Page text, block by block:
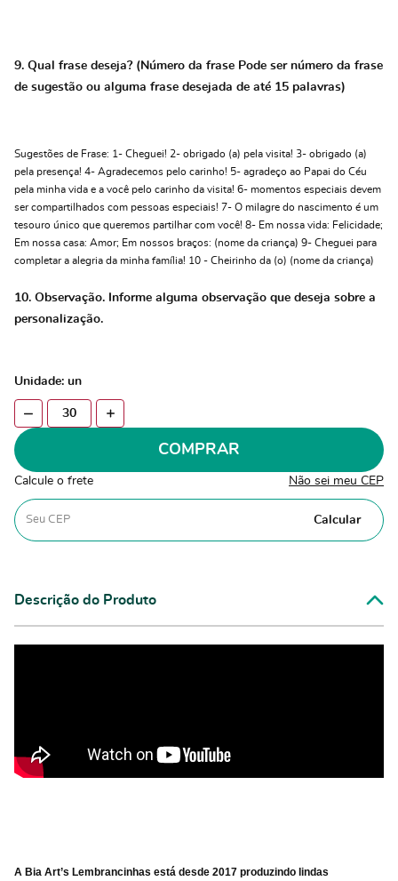
9. Qual frase deseja? (Número da frase Pode ser número da frase
de sugestão ou alguma frase desejada de até 15 palavras)
Sugestões de Frase: 1- Cheguei! 2- obrigado (a) pela visita! 3- obrigado (a)
pela presença! 4- Agradecemos pelo carinho! 5- agradeço ao Papai do Céu
pela minha vida e a você pelo carinho da visita! 6- momentos especiais devem
ser compartilhados com pessoas especiais! 7- O milagre do nascimento é um
tesouro único que queremos partilhar com você! 8- Em nossa vida: Felicidade;
Em nossa casa: Amor; Em nossos braços: (nome da criança) 9- Cheguei para
completar a alegria da minha família! 10 - Cheirinho da (o) (nome da criança)
10. Observação. Informe alguma observação que deseja sobre a
personalização.
Unidade: un
COMPRAR
Calcule o frete Não sei meu CEP
Calcular
Descrição do Produto
A Bia Art’s Lembrancinhas está desde 2017 produzindo lindas